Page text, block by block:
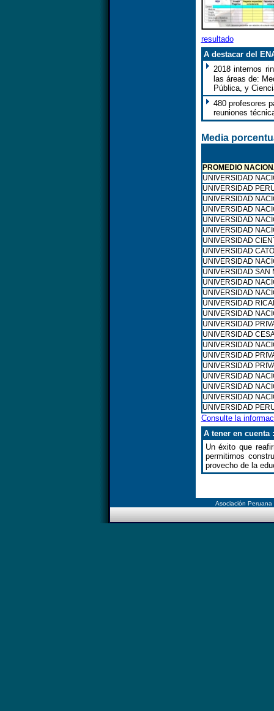
resultado
A destacar del
2018 internos
las áreas de:
Pública, y
480 profesores
reuniones
Media
PROMEDIO
UNIVERSIDAD
UNIVERSIDAD
UNIVERSIDAD
UNIVERSIDAD
UNIVERSIDAD
UNIVERSIDAD
UNIVERSIDAD
UNIVERSIDAD
UNIVERSIDAD
UNIVERSIDAD SAN
UNIVERSIDAD
UNIVERSIDAD
UNIVERSIDAD
UNIVERSIDAD
UNIVERSIDAD
UNIVERSIDAD
UNIVERSIDAD
UNIVERSIDAD
UNIVERSIDAD
UNIVERSIDAD
UNIVERSIDAD
UNIVERSIDAD
UNIVERSIDAD
Consulte la
A tener en cuenta :
Un éxito que
permitirnos
provecho de la
Asociación Peruana